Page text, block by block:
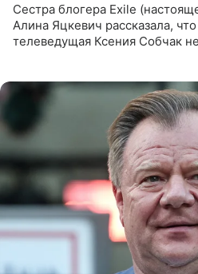
Сестра блогера Exile
Алина Яцкевич рассказала,
телеведущая Ксения Собчак